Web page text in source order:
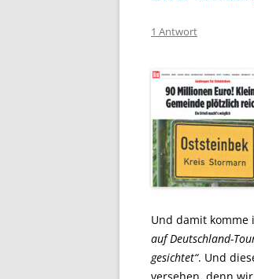
1 Antwort
Und damit komme
auf Deutschland-
gesichtet“. Und